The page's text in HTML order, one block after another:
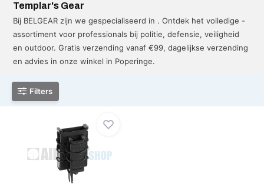
Templar's Gear
Bij BELGEAR zijn we gespecialiseerd in . Ontdek het volledige -
assortiment voor professionals bij politie, defensie, veiligheid
en outdoor. Gratis verzending vanaf €99, dagelijkse verzending
en advies in onze winkel in Poperinge.
Filters